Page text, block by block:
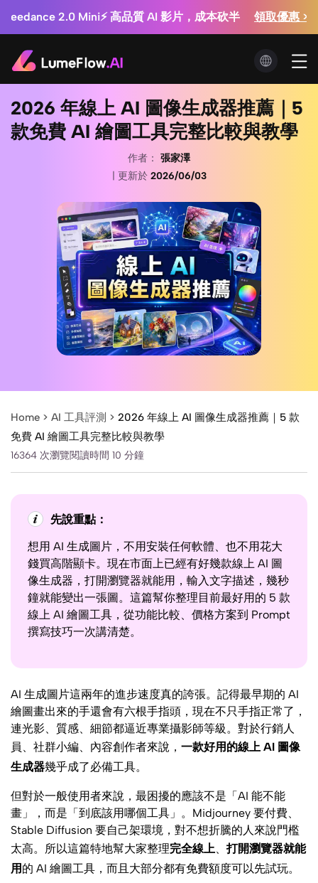
工作室：廣告影片每支 $0.3 起 + 商品圖無限生成 試試看！
Seedance 2.5 即將登場！⚡ 會員限定搶先體驗
2026 年線上 AI 圖像生成器推薦｜5
款免費 AI 繪圖工具完整比較與教學
作者： 張家澤
| 更新於 2026/06/03
Home > AI 工具評測 > 2026 年線上 AI 圖像生成器推薦｜5 款
免費 AI 繪圖工具完整比較與教學
16364 次瀏覽閱讀時間 10 分鐘
先說重點：
想用 AI 生成圖片，不用安裝任何軟體、也不用花大
錢買高階顯卡。現在市面上已經有好幾款線上 AI 圖
像生成器，打開瀏覽器就能用，輸入文字描述，幾秒
鐘就能變出一張圖。這篇幫你整理目前最好用的 5 款
線上 AI 繪圖工具，從功能比較、價格方案到 Prompt
撰寫技巧一次講清楚。
AI 生成圖片這兩年的進步速度真的誇張。記得最早期的 AI
繪圖畫出來的手還會有六根手指頭，現在不只手指正常了，
連光影、質感、細節都逼近專業攝影師等級。對於行銷人
員、社群小編、內容創作者來說， 一款好用的線上 AI 圖像
生成器幾乎成了必備工具。
但對於一般使用者來說，最困擾的應該不是「AI 能不能
畫」，而是「到底該用哪個工具」。Midjourney 要付費、
Stable Diffusion 要自己架環境，對不想折騰的人來說門檻
太高。所以這篇特地幫大家整理完全線上、打開瀏覽器就能
用 的 AI 繪圖工具，而且大部分都有免費額度可以先試玩。